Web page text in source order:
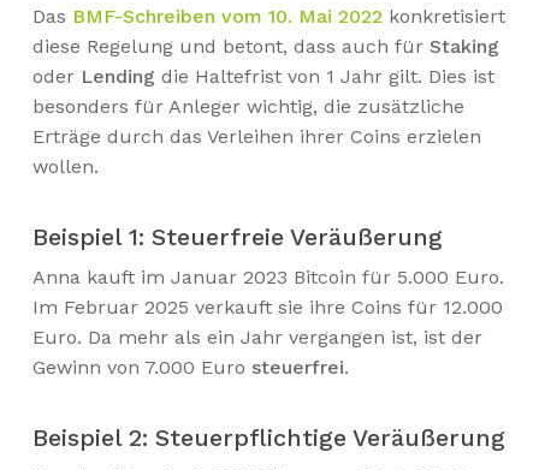
Das BMF-Schreiben vom 10. Mai 2022 konkretisiert
diese Regelung und betont, dass auch für Staking
oder Lending die Haltefrist von 1 Jahr gilt. Dies ist
besonders für Anleger wichtig, die zusätzliche
Erträge durch das Verleihen ihrer Coins erzielen
wollen.
Beispiel 1: Steuerfreie Veräußerung
Anna kauft im Januar 2023 Bitcoin für 5.000 Euro.
Im Februar 2025 verkauft sie ihre Coins für 12.000
Euro. Da mehr als ein Jahr vergangen ist, ist der
Gewinn von 7.000 Euro steuerfrei.
Beispiel 2: Steuerpflichtige Veräußerung